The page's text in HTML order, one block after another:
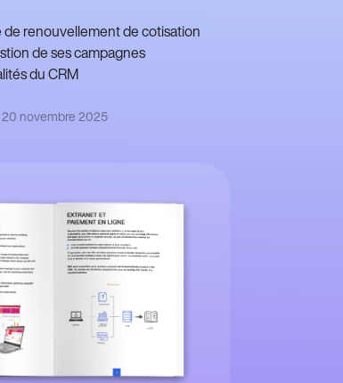
renouvellement de cotisation
de ses campagnes
du CRM
20 novembre 2025